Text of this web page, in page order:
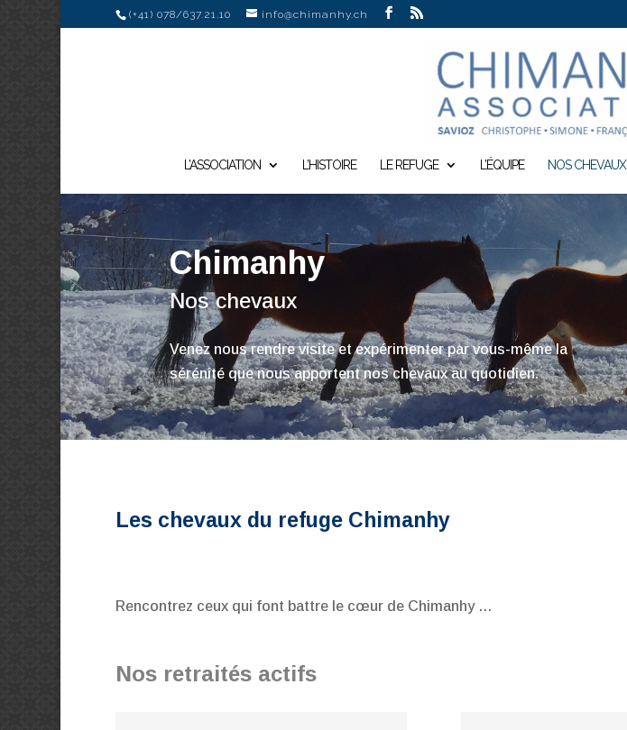
(+41) 078/637.21.10 info@chimanhy.ch
L’ASSOCIATION L’HISTOIRE LE REFUGE L’ÉQUIPE NOS CHEVAUX
Chimanhy
Nos chevaux
Venez nous rendre visite et expérimenter par vous-même la
sérénité que nous apportent nos chevaux au quotidien.
Les chevaux du refuge Chimanhy
Rencontrez ceux qui font battre le cœur de Chimanhy …
Nos retraités actifs